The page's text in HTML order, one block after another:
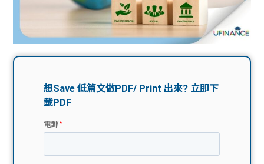
大學
生學
貸款
Gui
de
ge
校園
贊助